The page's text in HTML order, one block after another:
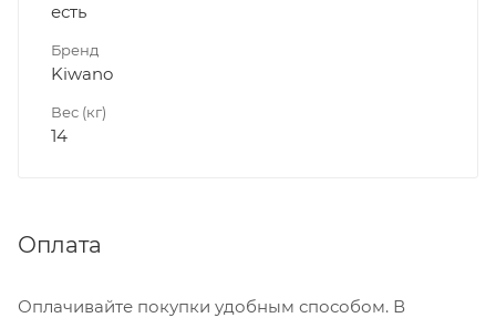
есть
Бренд
Kiwano
Вес (кг)
14
Оплата
Оплачивайте покупки удобным способом. В